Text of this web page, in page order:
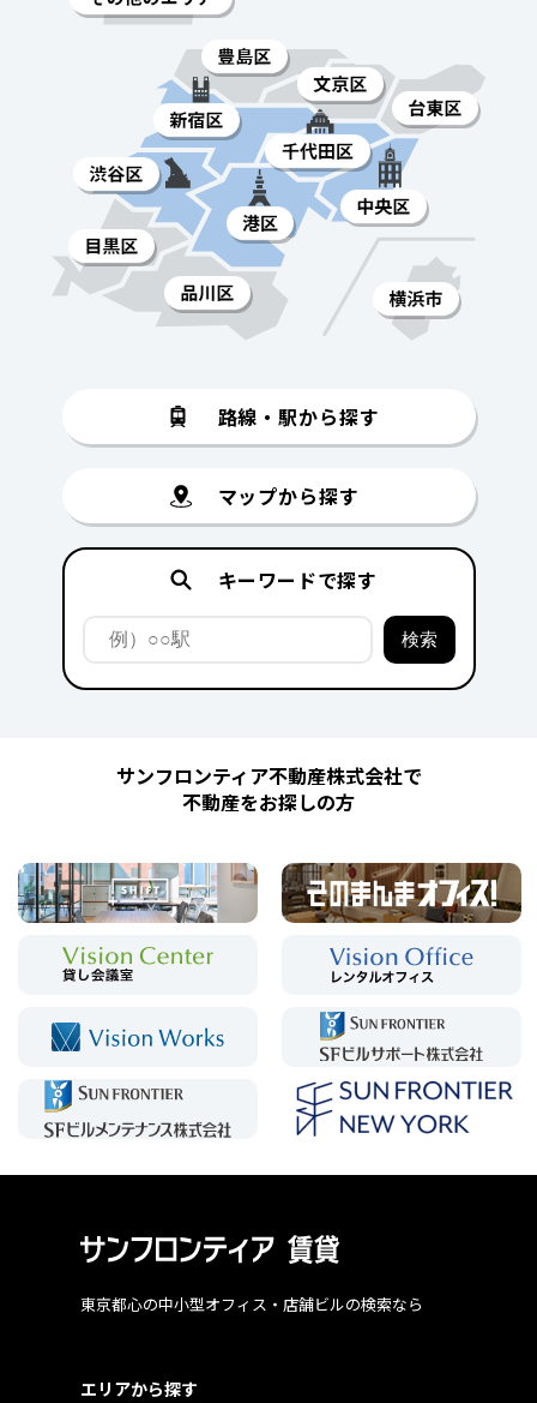
路線・駅から探す
マップから探す
キーワードで探す
サンフロンティア不動産株式会社で
不動産をお探しの方
東京都心の中小型オフィス・店舗ビルの検索なら
エリアから探す